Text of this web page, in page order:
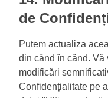
de
Putem actualiza
din când în când. Vă
modificări
Confidențialitate pe